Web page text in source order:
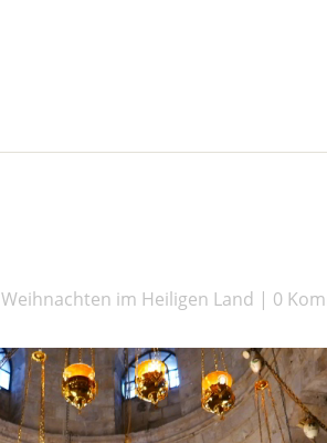
Weihnachten im Heiligen Land 0